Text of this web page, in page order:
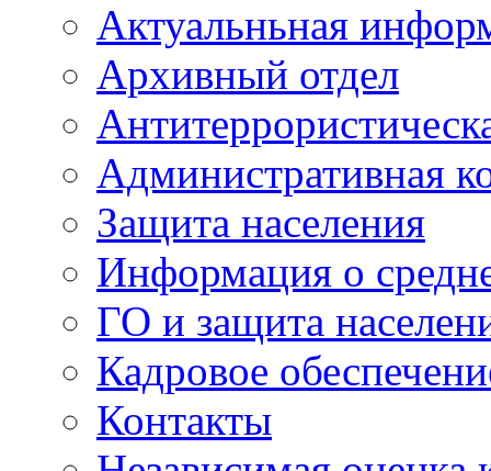
Актуальньная
Архивный отдел
Административная
Защита населения
Информация о
ГО и защита
Кадровое
Контакты